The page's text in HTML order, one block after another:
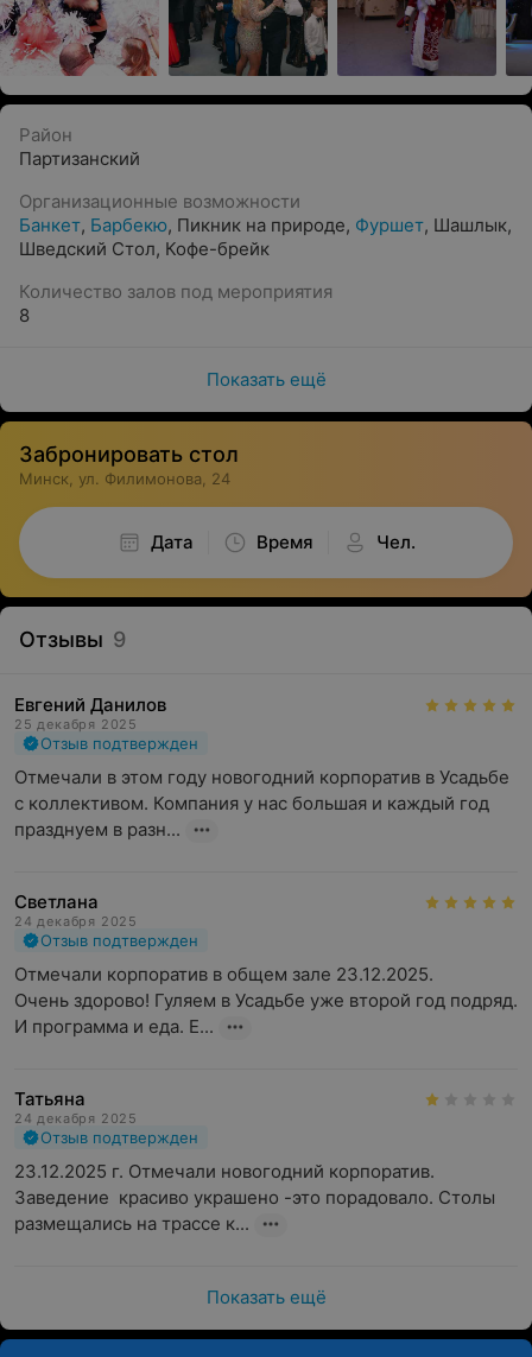
Район
Партизанский
Организационные возможности
Банкет, Барбекю, Пикник на природе, Фуршет, Шашлык,
Шведский Стол, Кофе-брейк
Количество залов под мероприятия
8
Показать ещё
Забронировать стол
Минск, ул. Филимонова, 24
Дата Время Чел.
Отзывы 9
Евгений Данилов
25 декабря 2025
Отзыв подтвержден
Отмечали в этом году новогодний корпоратив в Усадьбе
с коллективом. Компания у нас большая и каждый год
празднуем в разн...
Светлана
24 декабря 2025
Отзыв подтвержден
Отмечали корпоратив в общем зале 23.12.2025.
Очень здорово! Гуляем в Усадьбе уже второй год подряд.
И программа и еда. Е...
Татьяна
24 декабря 2025
Отзыв подтвержден
23.12.2025 г. Отмечали новогодний корпоратив.
Заведение  красиво украшено -это порадовало. Столы
размещались на трассе к...
Показать ещё